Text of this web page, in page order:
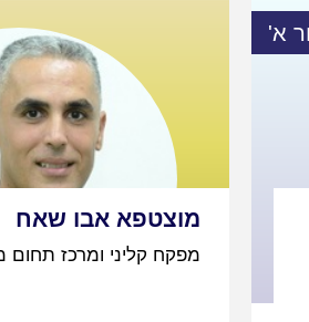
א'
מוצטפא אבו שאח
מפקח קליני ומרכז תחום